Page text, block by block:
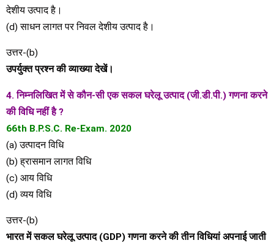
देशीय उत्पाद है।
(d) साधन लागत पर निवल देशीय उत्पाद है।
उत्तर-(b)
उपर्युक्त प्रश्न की व्याख्या देखें।
4. निम्नलिखित में से कौन-सी एक सकल घरेलू उत्पाद (जी.डी.पी.) गणना करने
की विधि नहीं है ?
66th B.P.S.C. Re-Exam. 2020
(a) उत्पादन विधि
(b) ह्रासमान लागत विधि
(c) आय विधि
(d) व्यय विधि
उत्तर-(b)
भारत में सकल घरेलू उत्पाद (GDP) गणना करने की तीन विधियां अपनाई जाती